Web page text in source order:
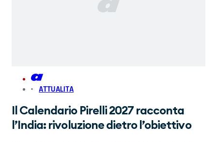
ATTUALITA
Il Calendario Pirelli 2027 racconta
l’India: rivoluzione dietro l’obiettivo